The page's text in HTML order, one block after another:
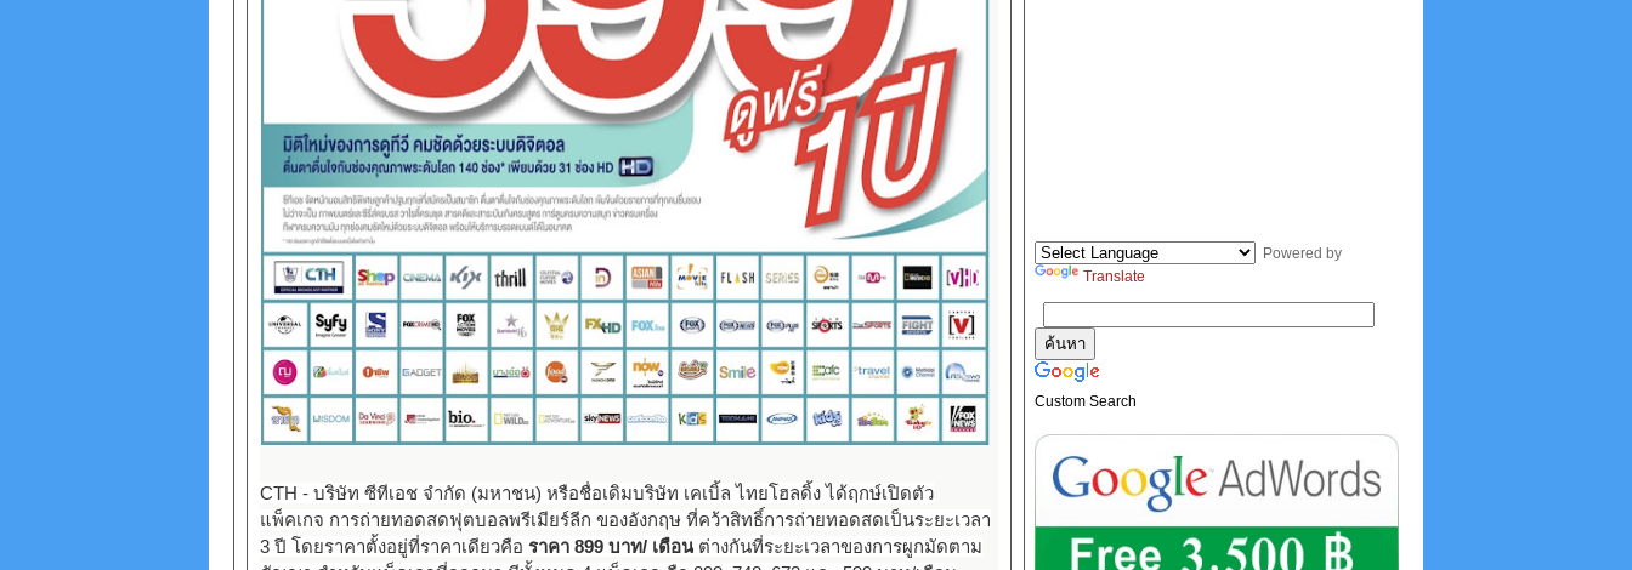
CTH - บริษัท ซีทีเอช จำกัด (มหาชน) หรือชื่อเดิมบริษัท เคเบิ้ล ไทยโฮลดิ้ง ได้ฤกษ์เปิดตัว
แพ็คเกจ การถ่ายทอดสดฟุตบอลพรีเมียร์ลีก ของอังกฤษ ที่คว้าสิทธิ์การถ่ายทอดสดเป็นระยะเวลา
3 ปี โดยราคาตั้งอยู่ที่ราคาเดียวคือ ราคา 899 บาท/ เดือน ต่างกันที่ระยะเวลาของการผูกมัดตาม
Powered by
Translate
Custom Search